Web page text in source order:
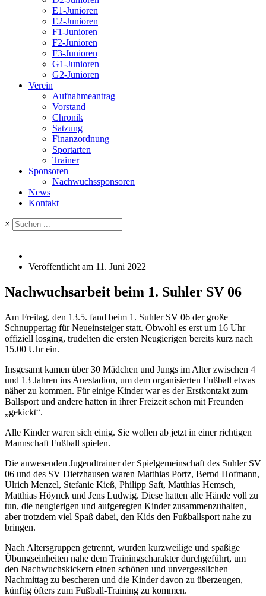
E1-Junioren
E2-Junioren
F1-Junioren
F2-Junioren
F3-Junioren
G1-Junioren
G2-Junioren
Verein
Aufnahmeantrag
Vorstand
Chronik
Satzung
Finanzordnung
Sportarten
Trainer
Sponsoren
Nachwuchssponsoren
News
Kontakt
×
Veröffentlicht am 11. Juni 2022
Nachwuchsarbeit beim 1. Suhler SV 06
Am Freitag, den 13.5. fand beim 1. Suhler SV 06 der große
Schnuppertag für Neueinsteiger statt. Obwohl es erst um 16 Uhr
offiziell losging, trudelten die ersten Neugierigen bereits kurz nach
15.00 Uhr ein.
Insgesamt kamen über 30 Mädchen und Jungs im Alter zwischen 4
und 13 Jahren ins Auestadion, um dem organisierten Fußball etwas
näher zu kommen. Für einige Kinder war es der Erstkontakt zum
Ballsport und andere hatten in ihrer Freizeit schon mit Freunden
„gekickt“.
Alle Kinder waren sich einig. Sie wollen ab jetzt in einer richtigen
Mannschaft Fußball spielen.
Die anwesenden Jugendtrainer der Spielgemeinschaft des Suhler SV
06 und des SV Dietzhausen waren Matthias Portz, Bernd Hofmann,
Ulrich Menzel, Stefanie Kieß, Philipp Saft, Matthias Hemsch,
Matthias Höynck und Jens Ludwig. Diese hatten alle Hände voll zu
tun, die neugierigen und aufgeregten Kinder zusammenzuhalten,
aber trotzdem viel Spaß dabei, den Kids den Fußballsport nahe zu
bringen.
Nach Altersgruppen getrennt, wurden kurzweilige und spaßige
Übungseinheiten nahe dem Trainingscharakter durchgeführt, um
den Nachwuchskickern einen schönen und unvergesslichen
Nachmittag zu bescheren und die Kinder davon zu überzeugen,
künftig öfters zum Fußball-Training zu kommen.